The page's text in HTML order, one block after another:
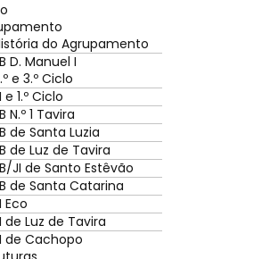
do Agrupamento
D. Manuel I
e 3.º Ciclo
e 1.º Ciclo
N.º 1 Tavira
de Santa Luzia
de Luz de Tavira
JI de Santo Estêvão
de Santa Catarina
Eco
de Luz de Tavira
de Cachopo